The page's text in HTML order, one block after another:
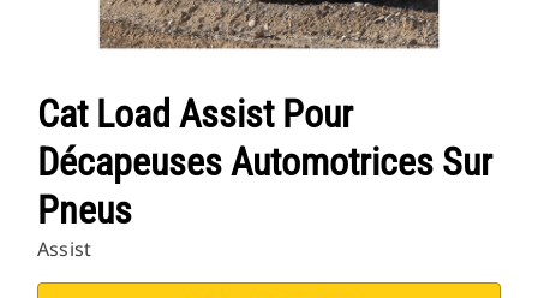
Cat Load Assist Pour
Décapeuses Automotrices Sur
Pneus
Assist